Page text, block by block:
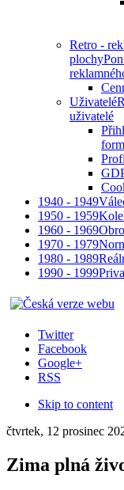
Retro -
plochy
Uživatelé
uživatelé
1940 - 1949
1950 - 1959
1960 - 1969
1970 - 1979
1980 - 1989
1990 - 1999
Twitter
Facebook
Google+
RSS
Skip to content
čtvrtek, 12 prosinec
Zima plná